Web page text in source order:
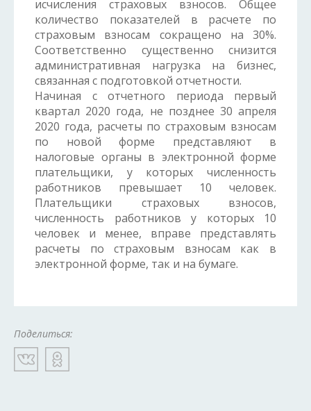
исчисления страховых взносов. Общее
количество показателей в расчете по
страховым взносам сокращено на 30%.
Соответственно существенно снизится
административная нагрузка на бизнес,
связанная с подготовкой отчетности.
Начиная с отчетного периода первый
квартал 2020 года, не позднее 30 апреля
2020 года, расчеты по страховым взносам
по новой форме представляют в
налоговые органы в электронной форме
плательщики, у которых численность
работников превышает 10 человек.
Плательщики страховых взносов,
численность работников у которых 10
человек и менее, вправе представлять
расчеты по страховым взносам как в
электронной форме, так и на бумаге.
Поделиться: